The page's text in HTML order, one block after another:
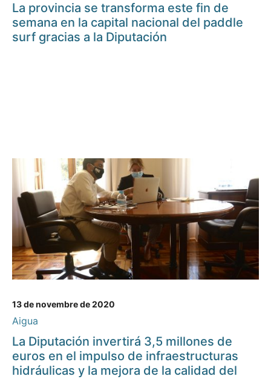
La provincia se transforma este fin de
semana en la capital nacional del paddle
surf gracias a la Diputación
13 de novembre de 2020
Aigua
La Diputación invertirá 3,5 millones de
euros en el impulso de infraestructuras
hidráulicas y la mejora de la calidad del